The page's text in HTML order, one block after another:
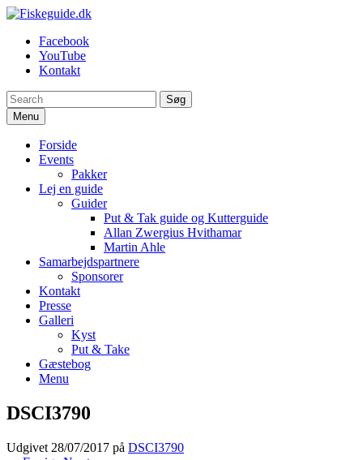
Spring
indhold
Fiskeguide.dk
En fiskeguide, der skaffer dig en uforglemmelig fight
Facebook
YouTube
Kontakt
Søg
Menu
Forside
Events
Pakker
Lej en guide
Guider
Put & Tak guide og Kutterguide
Allan Zwergius Hvithamar
Martin Ahle
Samarbejdspartnere
Sponsorer
Kontakt
Presse
Galleri
Kyst
Put & Take
Gæstebog
Menu
DSCI3790
Udgivet 28/07/2017 på DSCI3790